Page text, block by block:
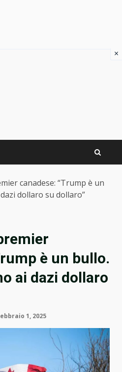
canadese: “Trump è un
dollaro su dollaro”
è un bullo.
ai dazi dollaro
1, 2025
×